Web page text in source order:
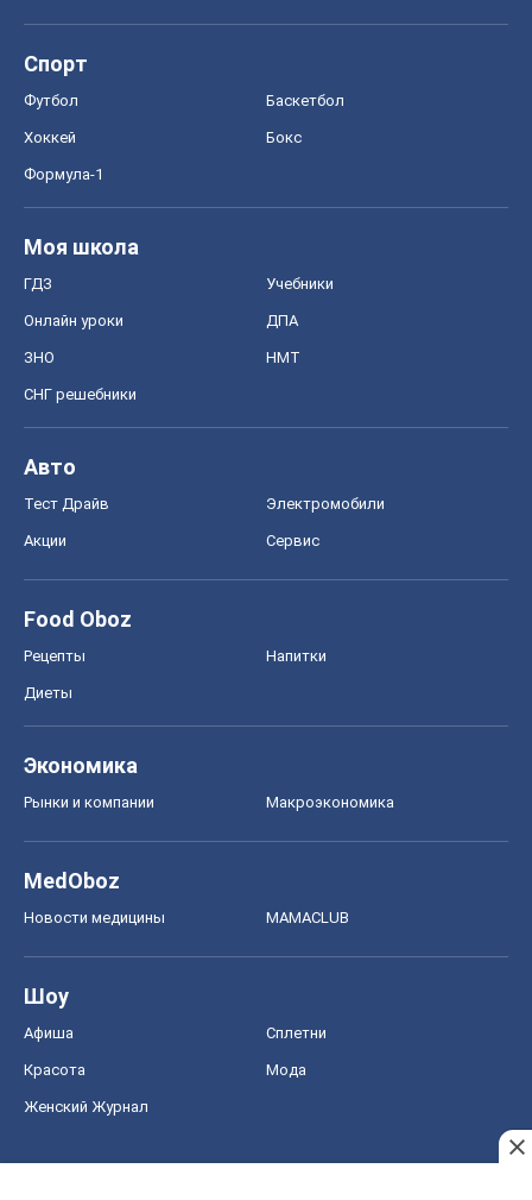
Спорт
Футбол Баскетбол
Хоккей Бокс
Формула-1
Моя школа
ГДЗ Учебники
Онлайн уроки ДПА
ЗНО НМТ
СНГ решебники
Авто
Тест Драйв Электромобили
Акции Сервис
Food Oboz
Рецепты Напитки
Диеты
Экономика
Рынки и компании Mакроэкономика
MedOboz
Новости медицины MAMACLUB
Шоу
Афиша Сплетни
Красота Мода
Женский Журнал